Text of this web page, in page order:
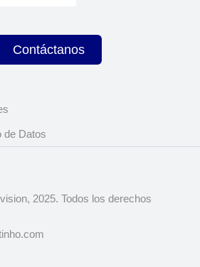
Contáctanos
de Datos
2025. Todos los derechos